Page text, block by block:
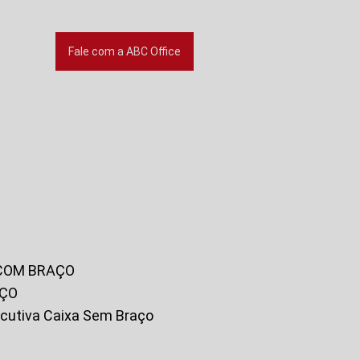
Fale com a ABC Office
BRAÇO
Caixa Sem Braço